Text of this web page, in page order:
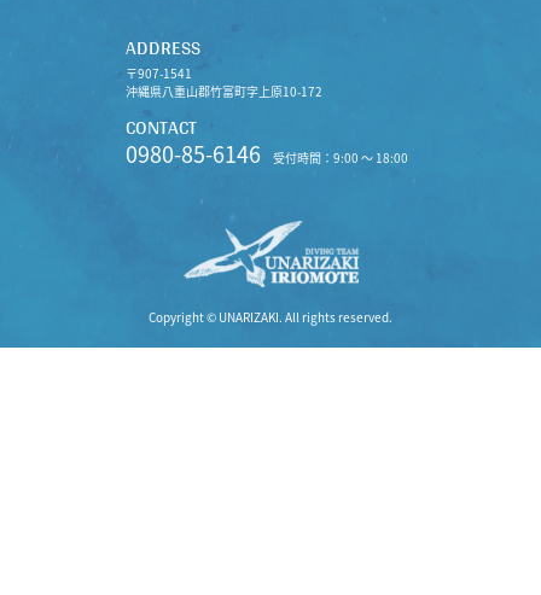
ADDRESS
〒907-1541
沖縄県八重山郡竹富町字上原10-172
CONTACT
0980-85-6146 受付時間：9:00 〜 18:00
Copyright © UNARIZAKI. All rights reserved.